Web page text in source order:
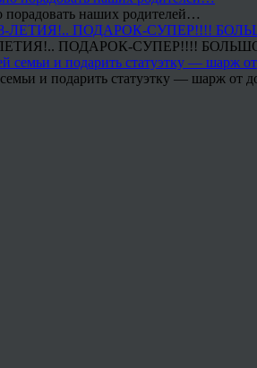
порадовать наших родителей…
ПОДАРОК-СУПЕР!!!!
и подарить статуэтку — шарж от